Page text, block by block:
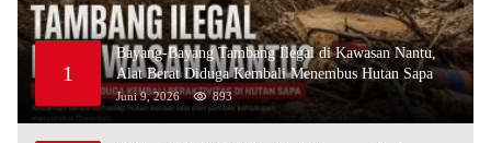
1
Bayang-Bayang Tambang Ilegal di Kawasan Nantu,
Alat Berat Diduga Kembali Menembus Hutan Sapa
Juni 9, 2026 893